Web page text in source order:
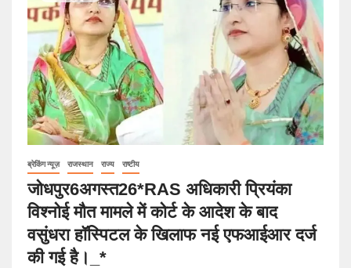
ब्रेकिंग न्यूज़ राजस्थान राज्य राष्टीय
जोधपुर6अगस्त26*RAS अधिकारी प्रियंका
विश्नोई मौत मामले में कोर्ट के आदेश के बाद
वसुंधरा हॉस्पिटल के खिलाफ नई एफआईआर दर्ज
की गई है।_*